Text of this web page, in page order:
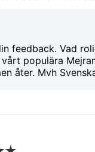
feedback. Vad
populära
åter. Mvh